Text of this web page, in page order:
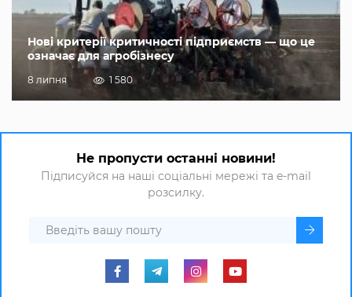
Нові критерії критичності підприємств — що це
означає для агробізнесу
8 липня 1 580
Не пропусти останні новини!
Підписуйся на наші соціальні мережі та e-mail
розсилку.